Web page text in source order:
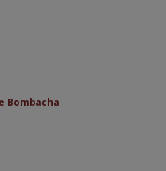
Bombacha